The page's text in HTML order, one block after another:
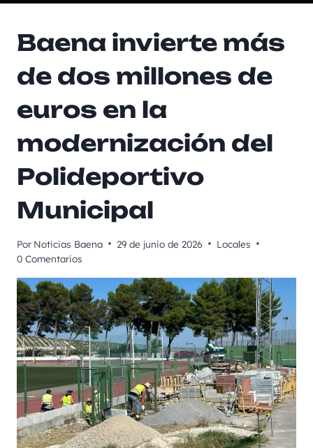
Baena invierte más
de dos millones de
euros en la
modernización del
Polideportivo
Municipal
Por Noticias Baena 29 de junio de 2026
Locales
0 Comentarios